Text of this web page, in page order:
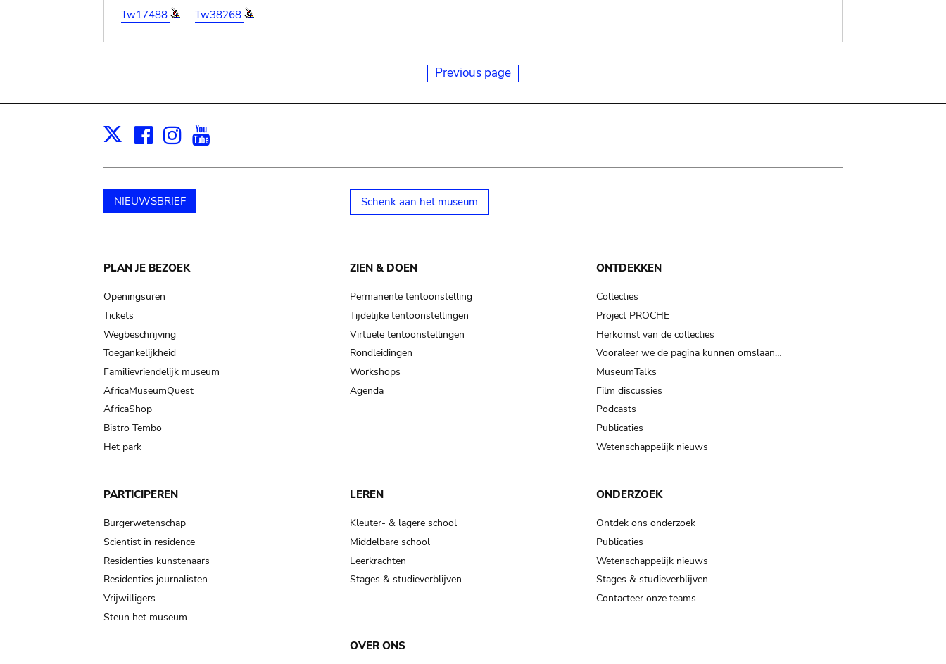
Tw17488
Tw38268
Previous page
X Facebook
Instagram
NIEUWSBRIEF Schenk aan het museum
Main
navigation
PLAN JE BEZOEK
Openingsuren
Tickets
Wegbeschrijving
Toegankelijkheid
Familievriendelijk museum
AfricaMuseumQuest
AfricaShop
Bistro Tembo
Het park
ZIEN & DOEN
Permanente tentoonstelling
Tijdelijke tentoonstellingen
Virtuele tentoonstellingen
Rondleidingen
Workshops
Agenda
ONTDEKKEN
Collecties
Project PROCHE
Herkomst van de collecties
Vooraleer we de pagina kunnen omslaan…
MuseumTalks
Film discussies
Podcasts
Publicaties
Wetenschappelijk nieuws
PARTICIPEREN
Burgerwetenschap
Scientist in residence
Residenties kunstenaars
Residenties journalisten
Vrijwilligers
Steun het museum
LEREN
Kleuter- & lagere school
Middelbare school
Leerkrachten
Stages & studieverblijven
ONDERZOEK
Ontdek ons onderzoek
Publicaties
Wetenschappelijk nieuws
Stages & studieverblijven
Contacteer onze teams
OVER ONS